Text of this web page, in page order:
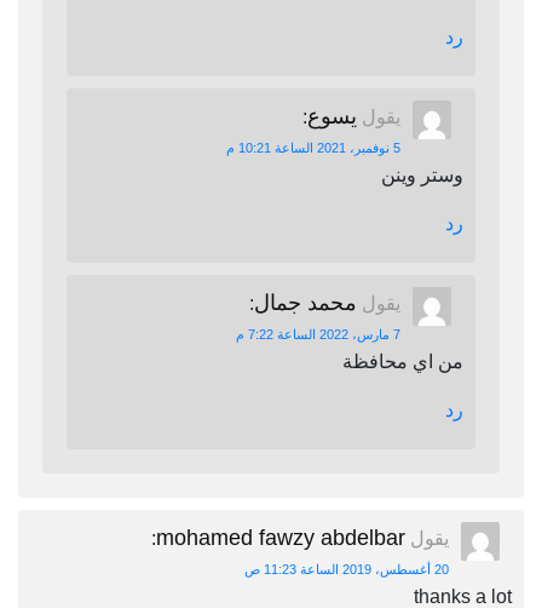
رد
يقول يسوع:
5 نوفمبر، 2021 الساعة 10:21 م
وستر وينن
رد
يقول محمد جمال:
7 مارس، 2022 الساعة 7:22 م
من اي محافظة
رد
يقول mohamed fawzy abdelbar
:
20 أغسطس، 2019 الساعة 11:23 ص
thanks a lot